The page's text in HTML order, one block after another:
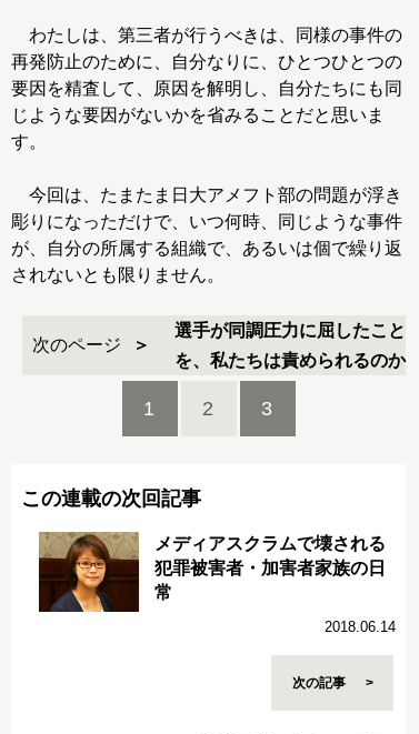
わたしは、第三者が行うべきは、同様の事件の
再発防止のために、自分なりに、ひとつひとつの
要因を精査して、原因を解明し、自分たちにも同
じような要因がないかを省みることだと思いま
す。
今回は、たまたま日大アメフト部の問題が浮き
彫りになっただけで、いつ何時、同じような事件
が、自分の所属する組織で、あるいは個で繰り返
されないとも限りません。
次のページ
選手が同調圧力に屈したこと
を、私たちは責められるのか
1 2 3
この連載の次回記事
メディアスクラムで壊される
犯罪被害者・加害者家族の日
常
2018.06.14
次の記事